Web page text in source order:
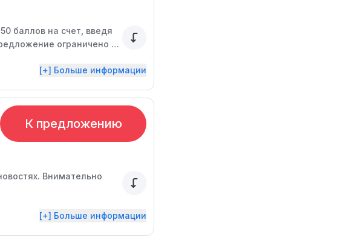
баллов на счет, введя
ограничено по
[+] Больше информации
К предложению
Внимательно
[+] Больше информации